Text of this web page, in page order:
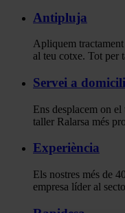
Antipluja
Apliquem
al teu cotxe. Tot per
Servei a domicili
Ens desplacem on
taller Ralarsa més
Experiència
Els nostres més de
empresa líder al